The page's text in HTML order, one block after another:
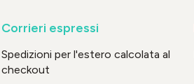
Corrieri espressi
Spedizioni per l'estero calcolata al
checkout